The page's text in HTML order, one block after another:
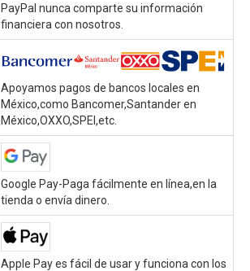
PayPal nunca comparte su información
financiera con nosotros.
Apoyamos pagos de bancos locales en
México,como Bancomer,Santander en
México,OXXO,SPEI,etc.
Google Pay-Paga fácilmente en línea,en la
tienda o envía dinero.
Apple Pay es fácil de usar y funciona con los